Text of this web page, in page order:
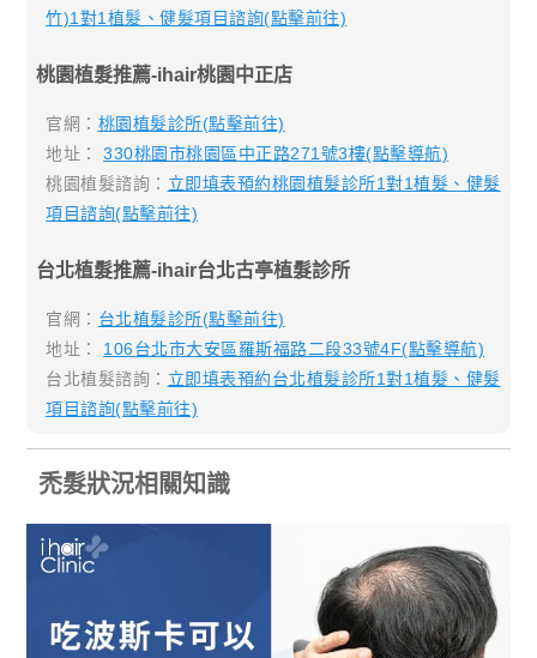
竹)1對1植髮、健髮項目諮詢(點擊前往)
桃園植髮推薦-ihair桃園中正店
官網： 桃園植髮診所(點擊前往)
地址：330桃園市桃園區中正路271號3樓(點擊導航)
桃園植髮諮詢： 立即填表預約桃園植髮診所1對1植髮、健髮
項目諮詢(點擊前往)
台北植髮推薦-ihair台北古亭植髮診所
官網： 台北植髮診所(點擊前往)
地址： 106台北市大安區羅斯福路二段33號4F(點擊導航)
台北植髮諮詢： 立即填表預約台北植髮診所1對1植髮、健髮
項目諮詢(點擊前往)
禿髮狀況相關知識